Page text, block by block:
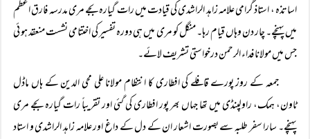
اساتذہ ، استاذ گرامی علامہ زاہد الراشدی کی قیادت میں رات گیارہ بجے مری مدرسہ فارق اعظم
میں پہنچے۔ چار دن وہاں قیام رہا۔ منگل کو مری میں ہی دورہ تفسیر کی اختتامی نشست منعقد ہو ئی
جس میں مولانا فداء الرحمن درخواستی تشریف لائے۔
جمعہ کے روز پورے قافلے کی افطاری کا انتظام مولانا علی محی الدین کے ہاں ماڈل
ٹاون، ہمک، راولپنڈی میں تھا جہاں بھر پور افطاری کی گئی اور تقریباً رات گیارہ بجے مری
پہنچے۔ سارا سفر طلبہ سے بصورت اشعار ان کے دل کے داغ اور علامہ زاہد الراشدی و استاد